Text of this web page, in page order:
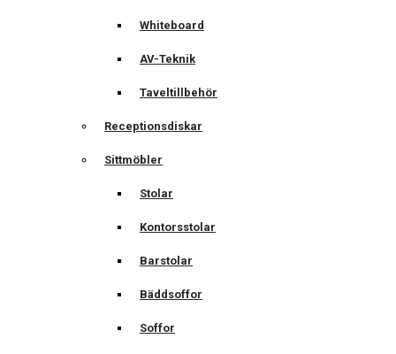
Whiteboard
AV-Teknik
Taveltillbehör
Receptionsdiskar
Sittmöbler
Stolar
Kontorsstolar
Barstolar
Bäddsoffor
Soffor